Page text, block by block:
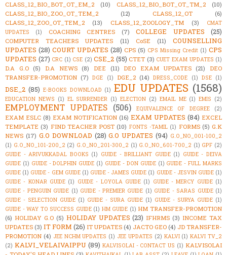
CLASS_12_BIO_BOT_OT_EM_2
(10) CLASS_12_BIO_BOT_OT_TM_2
(10)
CLASS_12_BIO_ZOO_OT_TEM_2
(12) CLASS_12_OT
(6)
CLASS_12_ZOO_OT_TEM_2
(13) CLASS_12_ZOOLOGY_TM (3)
CMAT
UPDATES
(1) COACHING CENTRES (7) COLLEGE UPDATES (25)
COMPUTER TEACHERS UPDATES (11) CoSE (11)
COUNSELLING
UPDATES (28) COURT UPDATES (28) CPS (5) CPS Missing Credit (1) CPS
UPDATES (27) CRC (1) CSE (2) CSE_2 (55) CTET (3) CUET EXAM UPDATES (1)
D.A G.O (5) D.A NEWS (8) DEE (11) DEO EXAM UPDATES (21)
DEO
TRANSFER-PROMOTION (7) DGE (1) DGE_2 (14) DRESS_CODE (1) DSE (1)
DSE_2 (85) E-BOOKS DOWNLOAD (1) EDU UPDATES (1568)
EDUCATION NEWS (1) EL SURRENDER (1) ELECTION (2) EMAIL ME (1) EMIS (2)
EMPLOYMENT UPDATES (506) EQUIVALENCE OF DEGREE (2)
EXAM ESLC (8) EXAM NOTIFICATION (16) EXAM UPDATES (84) EXCEL
TEMPLATE (3) FIND TEACHER POST (10) FONTS -TAMIL (1) FORMS (5) G.K
NEWS (17) G.O DOWNLOAD (28) G.O UPDATES (94) G.O_NO_001-100_2
(1) G.O_NO_101-200_2 (2) G.O_NO_201-300_2 (1) G.O_NO_601-700_2 (1) GPF (2)
GUIDE - ARIVUKKADAL BOOKS (1) GUIDE - BRILLIANT GUIDE (1) GUIDE - DEIVA
GUIDE (1) GUIDE - DOLPHIN GUIDE (1) GUIDE - DON GUIDE (1) GUIDE - FULL MARKS
GUIDE (1) GUIDE - GEM GUIDE (1) GUIDE - JAMES GUIDE (1) GUIDE - JESVIN GUIDE (1)
GUIDE - KONAR GUIDE (1) GUIDE - LOYOLA GUIDE (1) GUIDE - MERCY GUIDE (1)
GUIDE - PENGUIN GUIDE (1) GUIDE - PREMIER GUIDE (1) GUIDE - SARAS GUIDE (1)
GUIDE - SELECTION GUIDE (1) GUIDE - SURA GUIDE (1) GUIDE - SURYA GUIDE (1)
GUIDE - WAY TO SUCCESS GUIDE (1) HM GUIDE (1) HM TRANSFER-PROMOTION
(6) HOLIDAY G.O (5) HOLIDAY UPDATES (23) IFHRMS (3) INCOME TAX
UPDATES (3) IT FORM (26) IT UPDATES (4) JACTO GEO (4) JD TRANSFER-
PROMOTION (4) JEE NCHM UPDATES (1) JEE UPDATES (2) KALVI (1) KALVI TV_2
(2) KALVI_VELAIVAIPPU (89) KALVISOLAI - CONTACT US (1) KALVISOLAI